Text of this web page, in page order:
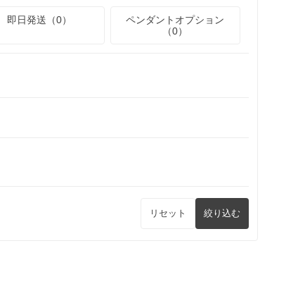
即日発送（0）
ペンダントオプション
（0）
リセット 絞り込む